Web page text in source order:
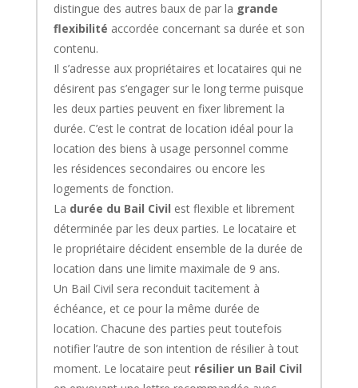
distingue des autres baux de par la grande
flexibilité accordée concernant sa durée et son
contenu.
Il s’adresse aux propriétaires et locataires qui ne
désirent pas s’engager sur le long terme puisque
les deux parties peuvent en fixer librement la
durée. C’est le contrat de location idéal pour la
location des biens à usage personnel comme
les résidences secondaires ou encore les
logements de fonction.
La durée du Bail Civil est flexible et librement
déterminée par les deux parties. Le locataire et
le propriétaire décident ensemble de la durée de
location dans une limite maximale de 9 ans.
Un Bail Civil sera reconduit tacitement à
échéance, et ce pour la même durée de
location. Chacune des parties peut toutefois
notifier l’autre de son intention de résilier à tout
moment. Le locataire peut résilier un Bail Civil